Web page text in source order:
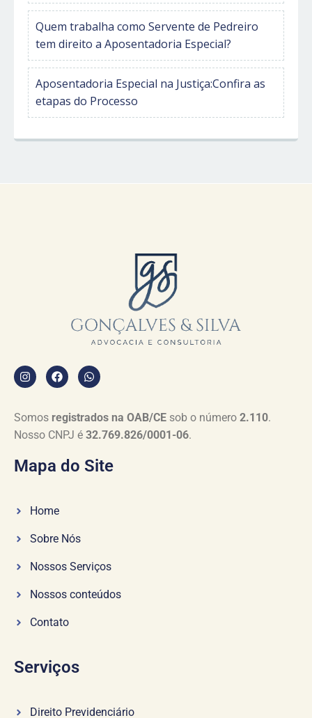
Quem trabalha como Servente de Pedreiro
tem direito a Aposentadoria Especial?
Aposentadoria Especial na Justiça:Confira as
etapas do Processo
Somos registrados na OAB/CE sob o número 2.110.
Nosso CNPJ é 32.769.826/0001-06.
Mapa do Site
Home
Sobre Nós
Nossos Serviços
Nossos conteúdos
Contato
Serviços
Direito Previdenciário